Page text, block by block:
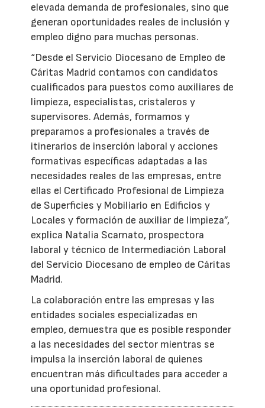
elevada demanda de profesionales, sino que
generan oportunidades reales de inclusión y
empleo digno para muchas personas.
“Desde el Servicio Diocesano de Empleo de
Cáritas Madrid contamos con candidatos
cualificados para puestos como auxiliares de
limpieza, especialistas, cristaleros y
supervisores. Además, formamos y
preparamos a profesionales a través de
itinerarios de inserción laboral y acciones
formativas específicas adaptadas a las
necesidades reales de las empresas, entre
ellas el Certificado Profesional de Limpieza
de Superficies y Mobiliario en Edificios y
Locales y formación de auxiliar de limpieza”,
explica Natalia Scarnato, prospectora
laboral y técnico de Intermediación Laboral
del Servicio Diocesano de empleo de Cáritas
Madrid.
La colaboración entre las empresas y las
entidades sociales especializadas en
empleo, demuestra que es posible responder
a las necesidades del sector mientras se
impulsa la inserción laboral de quienes
encuentran más dificultades para acceder a
una oportunidad profesional.